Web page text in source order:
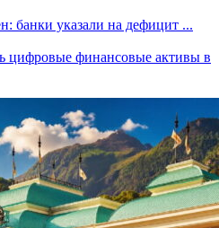
банки указали на дефицит ...
цифровые финансовые активы в